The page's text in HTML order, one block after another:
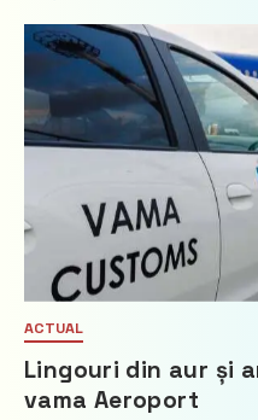
ACTUAL
Lingouri din aur și
vama Aeroport